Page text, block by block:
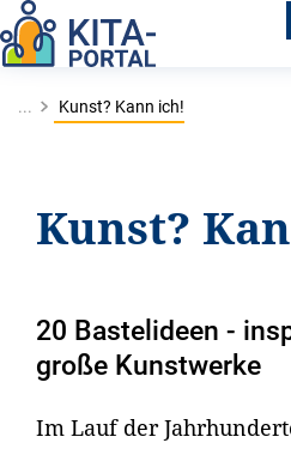
... Kunst? Kann ich!
Kunst?
20 Bastelideen -
große Kunstwerke
Im Lauf der